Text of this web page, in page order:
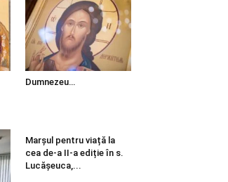
Dumnezeu…
Marșul pentru viață la
cea de-a II-a ediție în s.
Lucășeuca,...